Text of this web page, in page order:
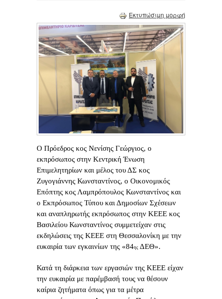
Εκτυπώσιμη μορφή
Ο Πρόεδρος κος Νενίσης Γεώργιος, ο
εκπρόσωπος στην Κεντρική Ένωση
Επιμελητηρίων και μέλος του ΔΣ κος
Ζυγογιάννης Κωνσταντίνος, ο Οικονομικός
Επόπτης κος Λαμπρόπουλος Κωνσταντίνος και
ο Εκπρόσωπος Τύπου και Δημοσίων Σχέσεων
και αναπληρωτής εκπρόσωπος στην ΚΕΕΕ κος
Βασιλείου Κωνσταντίνος συμμετείχαν στις
εκδηλώσεις της ΚΕΕΕ στη Θεσσαλονίκη με την
ευκαιρία των εγκαινίων της «84ης ΔΕΘ».
Κατά τη διάρκεια των εργασιών της ΚΕΕΕ είχαν
την ευκαιρία με παρέμβασή τους να θέσουν
καίρια ζητήματα όπως για τα μέτρα